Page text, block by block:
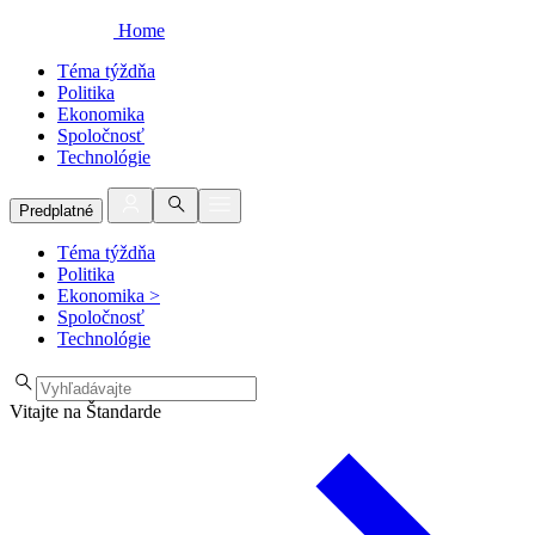
Home
Téma týždňa
Politika
Ekonomika
Spoločnosť
Technológie
Predplatné
Téma týždňa
Politika
Ekonomika >
Spoločnosť
Technológie
Vitajte na Štandarde